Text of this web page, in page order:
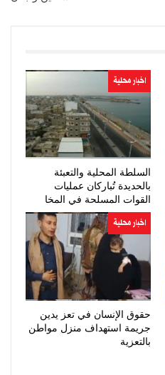
اخبار محلية
السلطة المحلية والتعبئة
بالحديدة تُباركان عمليات
القوات المسلحة في المخا
اخبار محلية
حقوق الإنسان في تعز يدين
جريمة استهداف منزل مواطن
بالتعزية